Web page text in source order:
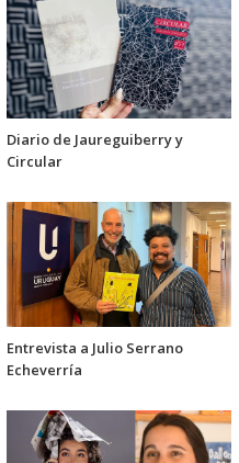
Diario de Jaureguiberry y
Circular
Entrevista a Julio Serrano
Echeverría